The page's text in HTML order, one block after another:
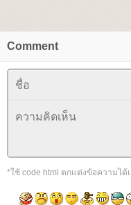
Comment
*ใช้ code html ตกแต่งข้อความได้